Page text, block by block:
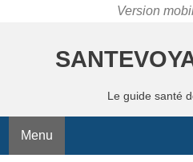
Le guide santé
Menu